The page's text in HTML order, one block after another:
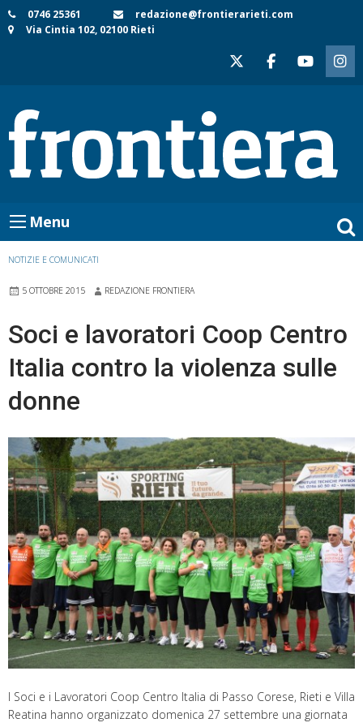
Skip
to
0746 25361
redazione@frontierarieti.com
Via Cintia 102, 02100 Rieti
Menu
NOTIZIE E COMUNICATI
5 OTTOBRE 2015 REDAZIONE FRONTIERA
Soci e lavoratori Coop Centro
Italia contro la violenza sulle
donne
I Soci e i Lavoratori Coop Centro Italia di Passo Corese, Rieti e Villa
Reatina hanno organizzato domenica 27 settembre una giornata